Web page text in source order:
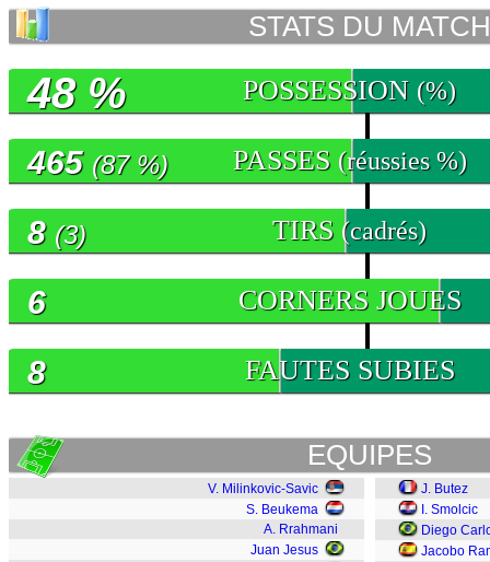
STATS DU MATCH
POSSESSION (%)
48 %
PASSES (réussies %)
465 (87 %)
TIRS (cadrés)
8 (3)
CORNERS JOUES
6
FAUTES SUBIES
8
EQUIPES
V. Milinkovic-Savic
S. Beukema
A. Rrahmani
Juan Jesus
J. Butez
I. Smolcic
Diego
Jacobo